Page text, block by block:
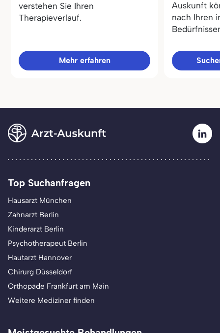
verstehen Sie Ihren
Therapieverlauf.
Mehr erfahren
Auskunft
nach Ihren
Top Suchanfragen
Hausarzt München
Zahnarzt Berlin
Kinderarzt Berlin
Psychotherapeut Berlin
Hautarzt Hannover
Chirurg Düsseldorf
Orthopäde Frankfurt am Main
Weitere Mediziner finden